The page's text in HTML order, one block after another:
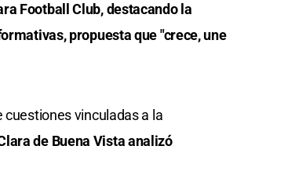
Football Club, destacando la
propuesta que "crece, une
vinculadas a la
de Buena Vista analizó